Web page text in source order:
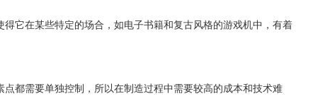
它在某些特定的场合，如电子书籍和复古风格的游戏机中，有着
都需要单独控制，所以在制造过程中需要较高的成本和技术难